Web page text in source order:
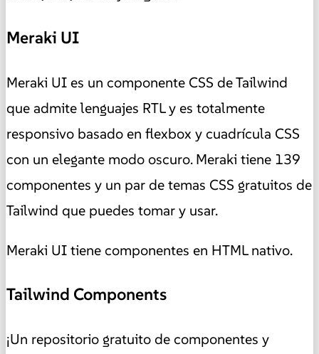
Meraki UI
Meraki UI es un componente CSS de Tailwind
que admite lenguajes RTL y es totalmente
responsivo basado en flexbox y cuadrícula CSS
con un elegante modo oscuro. Meraki tiene 139
componentes y un par de temas CSS gratuitos de
Tailwind que puedes tomar y usar.
Meraki UI tiene componentes en HTML nativo.
Tailwind Components
¡Un repositorio gratuito de componentes y